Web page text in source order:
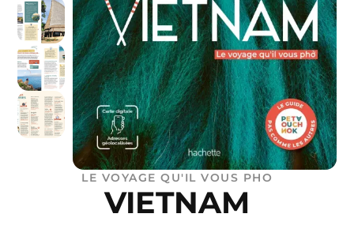
LE VOYAGE QU'IL VOUS PHO
VIETNAM